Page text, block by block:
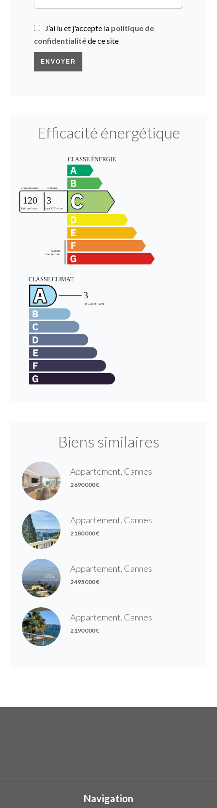
J’ai lu et j'accepte la politique de
confidentialitéde ce site
ENVOYER
Efficacité énergétique
Biens similaires
Appartement, Cannes
2 690 000 €
Appartement, Cannes
2 180 000 €
Appartement, Cannes
2 495 000 €
Appartement, Cannes
2 190 000 €
Navigation